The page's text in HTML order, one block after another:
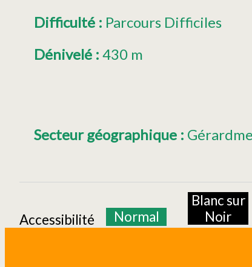
Difficulté : Parcours Difficiles
Dénivelé : 430 m
Secteur géographique :
Accessibilité Normal
Blanc sur
Noir